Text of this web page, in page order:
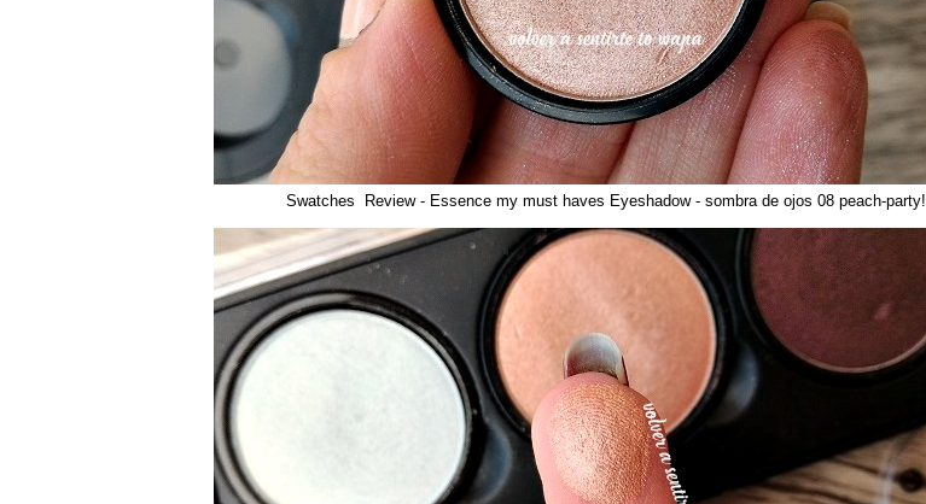
Swatches Review - Essence my must haves Eyeshadow - sombra de ojos 08 peach-party!